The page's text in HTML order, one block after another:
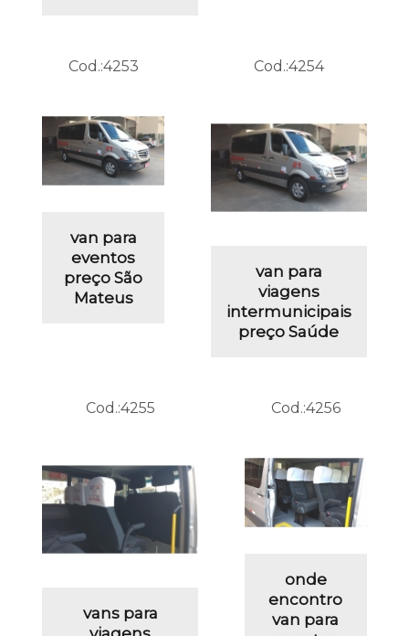
Cod.:4253
van para
eventos
preço São
Mateus
Cod.:4254
van para
viagens
intermunicipais
preço Saúde
Cod.:4255
vans para
Cod.:4256
onde
encontro
van para